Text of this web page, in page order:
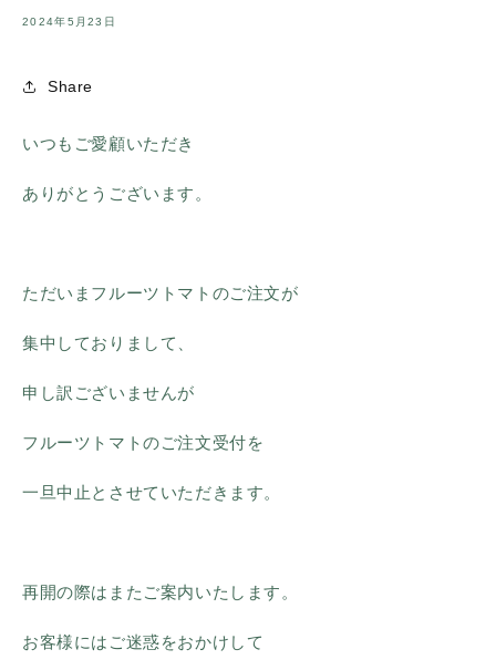
2024年5月23日
Share
いつもご愛顧いただき
ありがとうございます。
ただいまフルーツトマトのご注文が
集中しておりまして、
申し訳ございませんが
フルーツトマトのご注文受付を
一旦中止とさせていただきます。
再開の際はまたご案内いたします。
お客様にはご迷惑をおかけして